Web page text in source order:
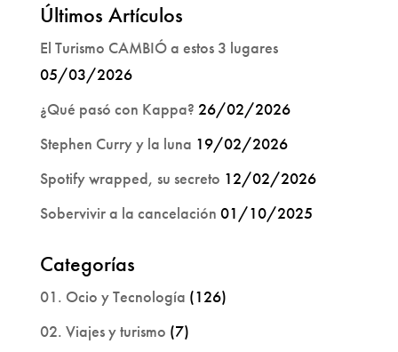
Últimos Artículos
El Turismo CAMBIÓ a estos 3 lugares
05/03/2026
¿Qué pasó con Kappa? 26/02/2026
Stephen Curry y la luna 19/02/2026
Spotify wrapped, su secreto 12/02/2026
Sobervivir a la cancelación 01/10/2025
Categorías
01. Ocio y Tecnología (126)
02. Viajes y turismo (7)